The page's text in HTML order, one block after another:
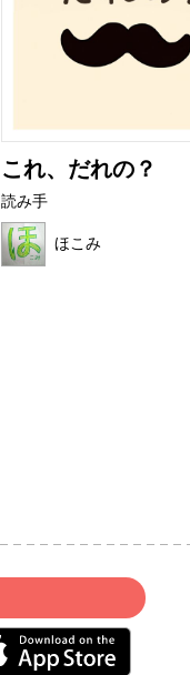
これ、だれの？
読み手
ほこみ